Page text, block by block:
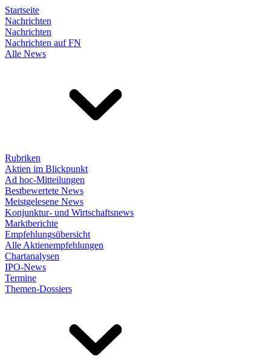
Startseite
Nachrichten
Nachrichten
Nachrichten auf FN
Alle News
Rubriken
Aktien im Blickpunkt
Ad hoc-Mitteilungen
Bestbewertete News
Meistgelesene News
Konjunktur- und Wirtschaftsnews
Marktberichte
Empfehlungsübersicht
Alle Aktienempfehlungen
Chartanalysen
IPO-News
Termine
Themen-Dossiers